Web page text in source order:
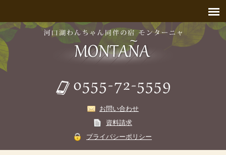
お問い合わせ
資料請求
プライバシーポリシー